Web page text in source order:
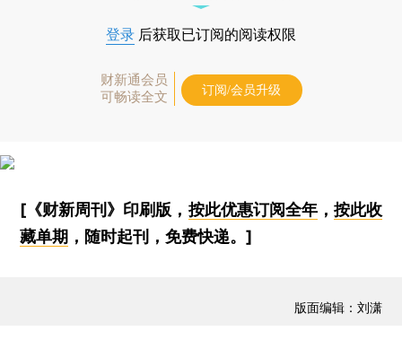
登录 后获取已订阅的阅读权限
财新通会员
可畅读全文
订阅/会员升级
[《财新周刊》印刷版， 按此优惠订阅全年， 按此收
藏单期 ，随时起刊，免费快递。]
版面编辑：刘潇